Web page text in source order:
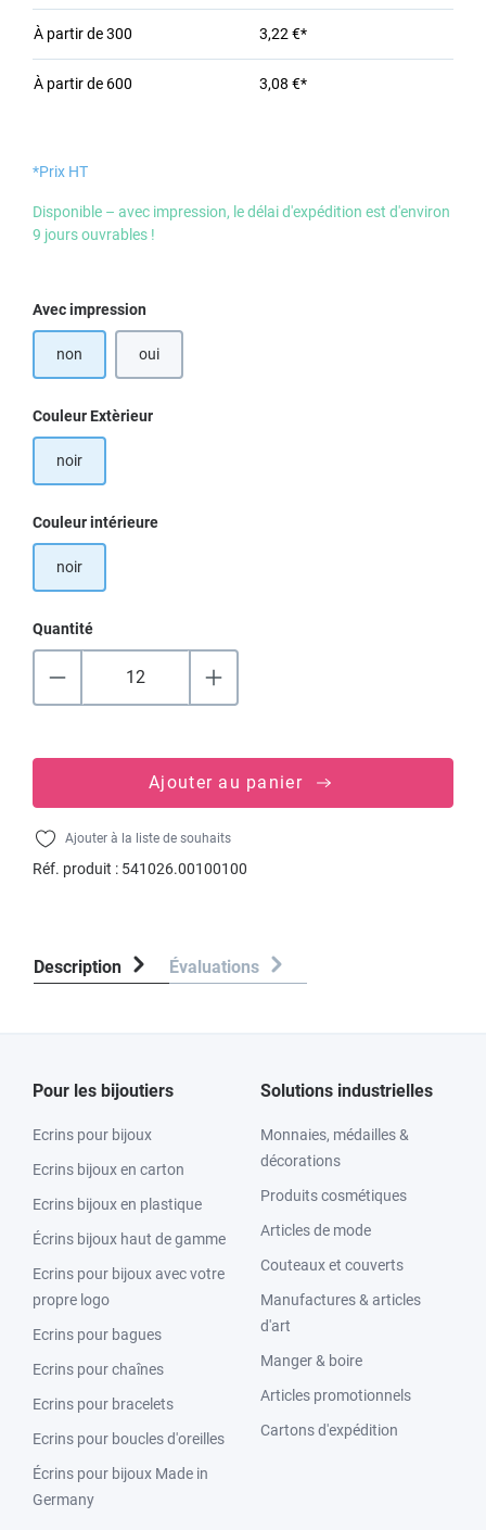
À partir de300 3,22 €*
À partir de 600 3,08 €*
*Prix HT
Disponible – avec impression, le délai d'expédition est d'environ
9 jours ouvrables !
Sélectionnez
Avec impression
non oui
Sélectionnez
Couleur Extèrieur
noir
Sélectionnez
Couleur intérieure
noir
Quantité
Ajouter au panier
Ajouter à la liste de souhaits
Réf. produit : 541026.00100100
Description Évaluations
Pour les bijoutiers
Ecrins pour bijoux
Ecrins bijoux en carton
Ecrins bijoux en plastique
Écrins bijoux haut de gamme
Ecrins pour bijoux avec votre
propre logo
Ecrins pour bagues
Ecrins pour chaînes
Ecrins pour bracelets
Ecrins pour boucles d'oreilles
Écrins pour bijoux Made in
Germany
Solutions industrielles
Monnaies, médailles &
décorations
Produits cosmétiques
Articles de mode
Couteaux et couverts
Manufactures & articles
d'art
Manger & boire
Articles promotionnels
Cartons d'expédition